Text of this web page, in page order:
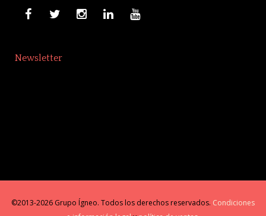
Newsletter
©2013-2026 Grupo Ígneo. Todos los derechos reservados. Condiciones